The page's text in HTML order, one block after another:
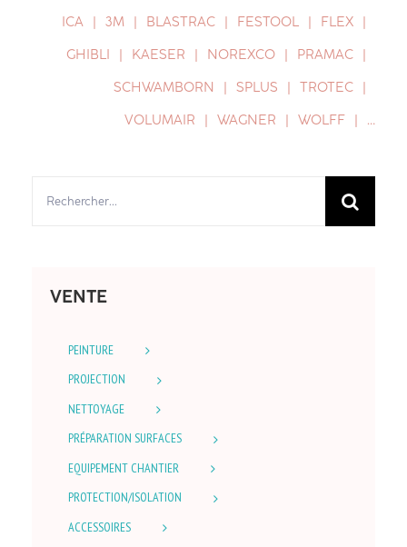
ICA
3M BLASTRAC FESTOOL
FLEX
GHIBLI
KAESER NOREXCO
PRAMAC
SCHWAMBORN
SPLUS
TROTEC
VOLUMAIR
WAGNER WOLFF …
VENTE
PEINTURE
PROJECTION
NETTOYAGE
PRÉPARATION SURFACES
EQUIPEMENT CHANTIER
PROTECTION/ISOLATION
ACCESSOIRES